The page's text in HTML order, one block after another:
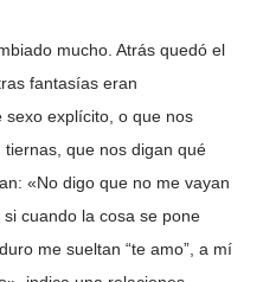
mucho. Atrás quedó el
fantasías eran
explícito, o que nos
que nos digan qué
«No digo que no me vayan
cuando la cosa se pone
me sueltan “te amo”, a mí